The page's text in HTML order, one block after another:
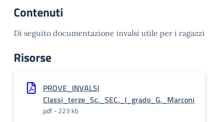
Contenuti
Di seguito documentazione invalsi utile per i ragazzi
Risorse
PROVE_INVALSI
Classi_terze_Sc._SEC._I_grado_G._Marconi
pdf - 223 kb